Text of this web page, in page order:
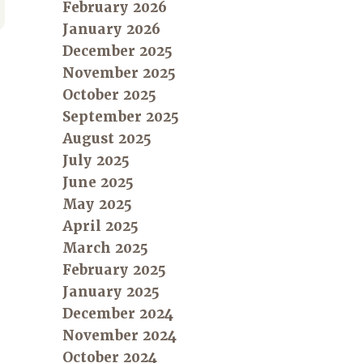
February 2026
January 2026
December 2025
November 2025
October 2025
September 2025
August 2025
July 2025
June 2025
May 2025
April 2025
March 2025
February 2025
January 2025
December 2024
November 2024
October 2024